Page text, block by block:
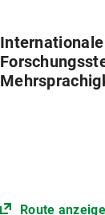
Internationale
Route